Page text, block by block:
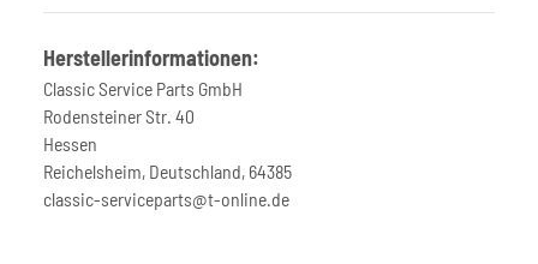
Herstellerinformationen:
Classic Service Parts GmbH
Rodensteiner Str. 40
Hessen
Reichelsheim, Deutschland, 64385
classic-serviceparts@t-online.de